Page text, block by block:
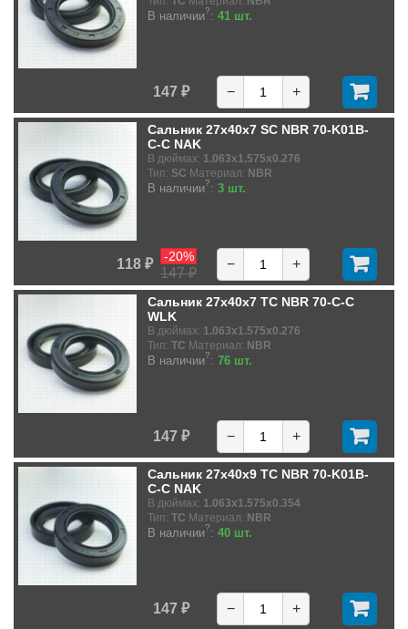
В наличии?: 41 шт.
147 ₽ − +
Сальник 27x40x7 SC NBR 70-K01B-
C-C NAK
В дюймах: 1.063x1.575x0.276
Тип: SC Материал: NBR
В наличии?: 3 шт.
118 ₽
147 ₽
-20% − +
Сальник 27x40x7 TC NBR 70-C-C
WLK
В дюймах: 1.063x1.575x0.276
Тип: TC Материал: NBR
В наличии?: 76 шт.
147 ₽ − +
Сальник 27x40x9 TC NBR 70-K01B-
C-C NAK
В дюймах: 1.063x1.575x0.354
Тип: TC Материал: NBR
В наличии?: 40 шт.
147 ₽ − +